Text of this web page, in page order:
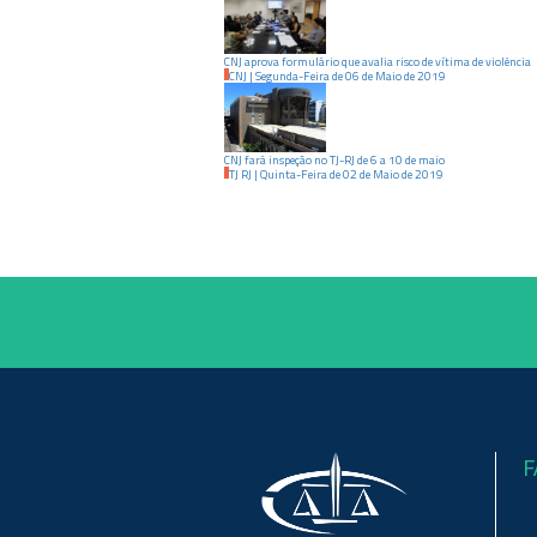
CNJ aprova formulário que avalia risco de vítima de violência
CNJ | Segunda-Feirade06 de Maiode2019
CNJ fará inspeção no TJ-RJ de 6 a 10 de maio
TJ RJ | Quinta-Feirade02 de Maiode2019